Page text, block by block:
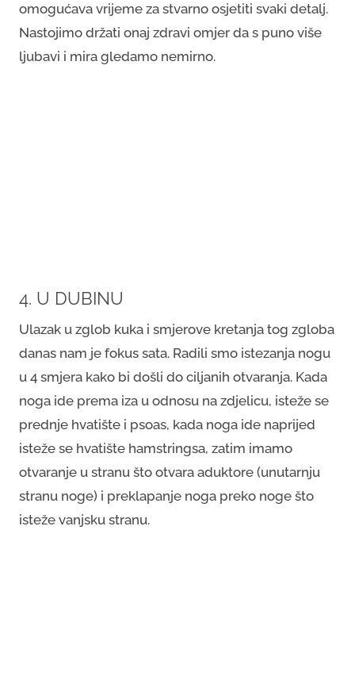
omogućava vrijeme za stvarno osjetiti svaki detalj.
Nastojimo držati onaj zdravi omjer da s puno više
ljubavi i mira gledamo nemirno.
4. U DUBINU
Ulazak u zglob kuka i smjerove kretanja tog zgloba
danas nam je fokus sata. Radili smo istezanja nogu
u 4 smjera kako bi došli do ciljanih otvaranja. Kada
noga ide prema iza u odnosu na zdjelicu, isteže se
prednje hvatište i psoas, kada noga ide naprijed
isteže se hvatište hamstringsa, zatim imamo
otvaranje u stranu što otvara aduktore (unutarnju
stranu noge) i preklapanje noga preko noge što
isteže vanjsku stranu.